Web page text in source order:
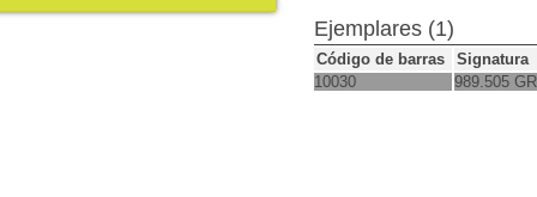
Ejemplares (1)
Código de barras
Signatura
10030
989.505